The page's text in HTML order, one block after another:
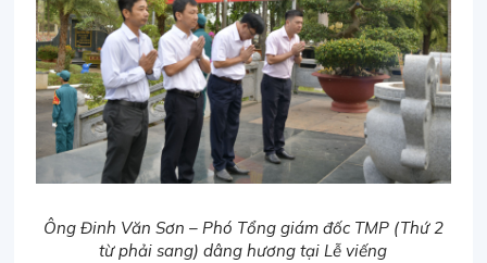
Ông Đinh Văn Sơn – Phó Tổng giám đốc TMP (Thứ 2
từ phải sang) dâng hương tại Lễ viếng